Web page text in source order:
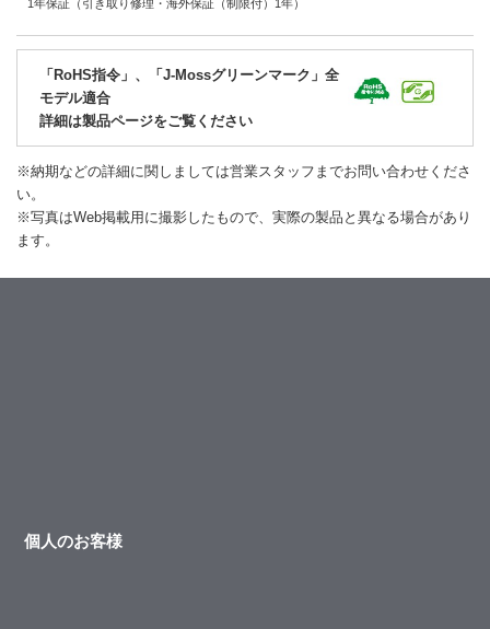
1年保証（引き取り修理・海外保証（制限付）1年）
「RoHS指令」、「J-Mossグリーンマーク」全
モデル適合
詳細は製品ページをご覧ください
※納期などの詳細に関しましては営業スタッフまでお問い合わせくださ
い。
※写真はWeb掲載用に撮影したもので、実際の製品と異なる場合があり
ます。
個人のお客様